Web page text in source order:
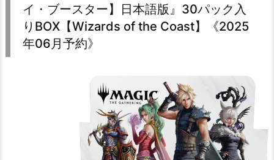
イ・ブースター】日本語版』30パック入
りBOX【Wizards of the Coast】《2025
年06月予約》